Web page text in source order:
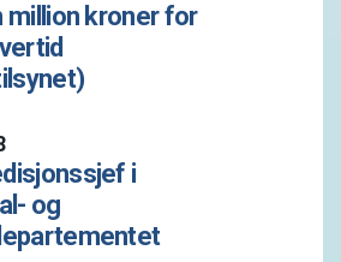
million kroner for
i
og